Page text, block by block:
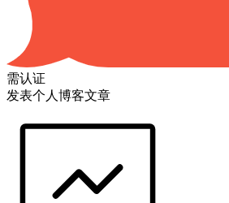
需认证
发表个人博客文章